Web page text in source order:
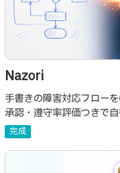
Nazori
手書きの障害対応フロー
承認・遵守率評価つきで
ェント。Cloud
完成